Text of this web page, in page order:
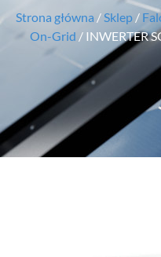
Strona główna / Sklep /
On-Grid / INWERTER